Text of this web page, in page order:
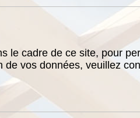
le cadre de ce site, pour
vos données, veuillez